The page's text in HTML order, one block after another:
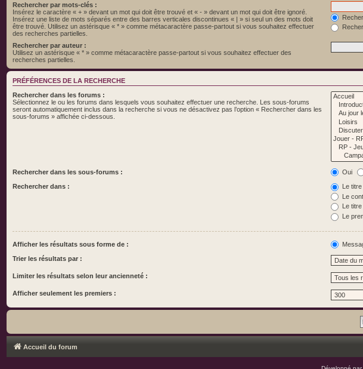
Rechercher par mots-clés :
Insérez le caractère « + » devant un mot qui doit être trouvé et « - » devant un mot qui doit être ignoré.
Insérez une liste de mots séparés entre des barres verticales discontinues « | » si seul un des mots doit
être trouvé. Utilisez un astérisque « * » comme métacaractère passe-partout si vous souhaitez effectuer
des recherches partielles.
Rechercher par auteur :
Utilisez un astérisque « * » comme métacaractère passe-partout si vous souhaitez effectuer des
recherches partielles.
PRÉFÉRENCES DE LA RECHERCHE
Rechercher dans les forums :
Sélectionnez le ou les forums dans lesquels vous souhaitez effectuer une recherche. Les sous-forums
seront automatiquement inclus dans la recherche si vous ne désactivez pas l’option « Rechercher dans les
sous-forums » affichée ci-dessous.
Rechercher dans les sous-forums : Oui
Rechercher dans :
Le
Le
Le
Le
Afficher les résultats sous forme de :
Trier les résultats par :
Limiter les résultats selon leur ancienneté :
Afficher seulement les premiers :
Accueil du forum